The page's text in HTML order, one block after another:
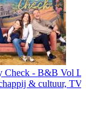
Check - B&B Vol
& cultuur,